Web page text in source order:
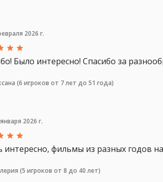
2026 г.
Было интересно! Спасибо за
(6 игроков от 7 лет до 51 года)
2026 г.
интересно, фильмы из разных годов
(5 игроков от 8 до 40 лет)